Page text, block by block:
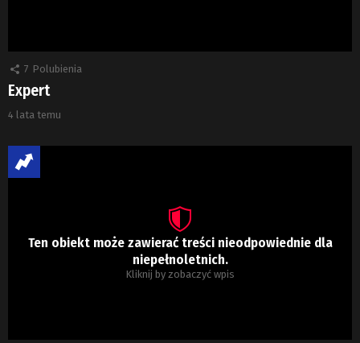
7 Polubienia
Expert
4 lata temu
Ten obiekt może zawierać treści nieodpowiednie dla
niepełnoletnich.
Kliknij by zobaczyć wpis